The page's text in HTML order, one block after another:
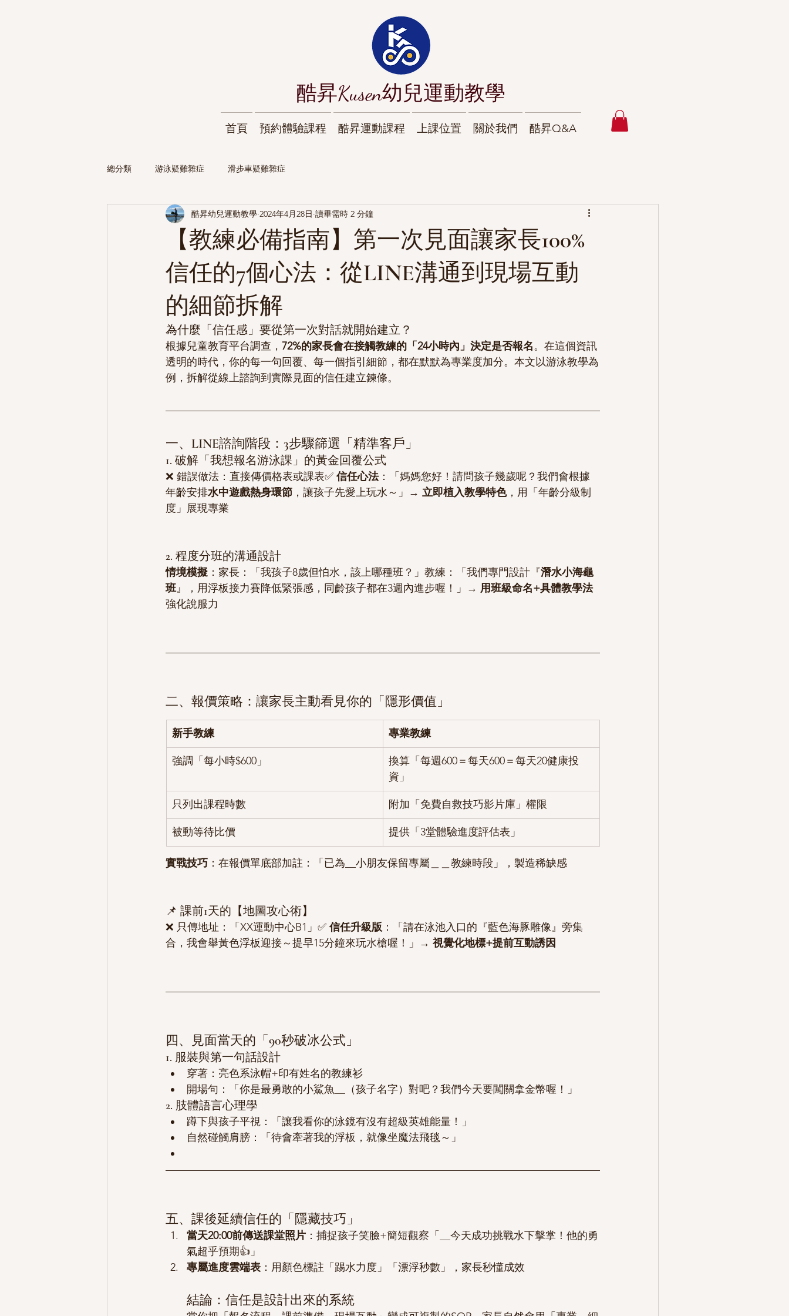
首頁 預約體驗課程 酷昇運動課程 上課位置 關於我們 酷昇Q&A
酷昇Kusen幼兒運動教學
總分類 游泳疑難雜症 滑步車疑難雜症
【教練必備指南】第一次見面讓家長100%
信任的7個心法：從LINE溝通到現場互動
的細節拆解
酷昇幼兒運動教學 2024年4月28日 讀畢需時 2 分鐘
為什麼「信任感」要從第一次對話就開始建立？
根據兒童教育平台調查， 72%的家長會在接觸教練的「24小時內」決定是否報名。在這個資訊
透明的時代，你的每一句回覆、每一個指引細節，都在默默為專業度加分。本文以游泳教學為
例，拆解從線上諮詢到實際見面的信任建立鍊條。
一、LINE諮詢階段：3步驟篩選「精準客戶」
1. 破解「我想報名游泳課」的黃金回覆公式
❌ 錯誤做法：直接傳價格表或課表✅ 信任心法：「媽媽您好！請問孩子幾歲呢？我們會根據
年齡安排水中遊戲熱身環節 ，讓孩子先愛上玩水～」→ 立即植入教學特色，用「年齡分級制
度」展現專業
2. 程度分班的溝通設計
情境模擬 ：家長：「我孩子8歲但怕水，該上哪種班？」教練：「我們專門設計『潛水小海龜
班』，用浮板接力賽降低緊張感，同齡孩子都在3週內進步喔！」→ 用班級命名+具體教學法
強化說服力
二、報價策略：讓家長主動看見你的「隱形價值」
新手教練 專業教練
強調「每小時$600」
換算「每週600＝每天600＝每天20健康投
資」
只列出課程時數 附加「免費自救技巧影片庫」權限
被動等待比價 提供「3堂體驗進度評估表」
實戰技巧 ：在報價單底部加註：「已為__小朋友保留專屬＿＿教練時段」，製造稀缺感
📌 課前1天的【地圖攻心術】
❌ 只傳地址：「XX運動中心B1」✅ 信任升級版 ：「請在泳池入口的『藍色海豚雕像』旁集
合，我會舉黃色浮板迎接～提早15分鐘來玩水槍喔！」→ 視覺化地標+提前互動誘因
四、見面當天的「90秒破冰公式」
1. 服裝與第一句話設計
穿著：亮色系泳帽+印有姓名的教練衫
開場句：「你是最勇敢的小鯊魚__（孩子名字）對吧？我們今天要闖關拿金幣喔！」
2. 肢體語言心理學
蹲下與孩子平視：「讓我看你的泳鏡有沒有超級英雄能量！」
自然碰觸肩膀：「待會牽著我的浮板，就像坐魔法飛毯～」
五、課後延續信任的「隱藏技巧」
當天20:00前傳送課堂照片 ：捕捉孩子笑臉+簡短觀察「__今天成功挑戰水下擊掌！他的勇
氣超乎預期👍」
專屬進度雲端表 ：用顏色標註「踢水力度」「漂浮秒數」，家長秒懂成效
結論：信任是設計出來的系統